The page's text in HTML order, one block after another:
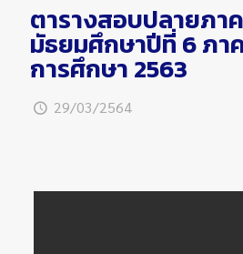
ตารางสอบปลายภา
มัธยมศึกษาปีที่ 6 ภา
การศึกษา 2563
29/03/2564